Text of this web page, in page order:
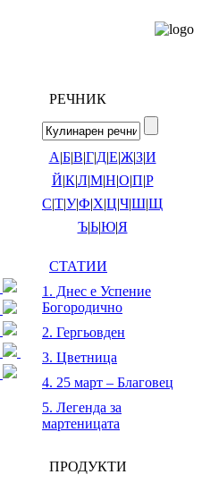
РЕЧНИК
А|Б|В|Г|Д|Е|Ж|З|И
Й|К|Л|М|Н|О|П|Р
С|Т|У|Ф|Х|Ц|Ч|Ш|Щ
Ъ|Ь|Ю|Я
СТАТИИ
1. Днес е Успение
Богородично
2. Гергьовден
3. Цветница
4. 25 март – Благовец
5. Легенда за
мартеницата
ПРОДУКТИ